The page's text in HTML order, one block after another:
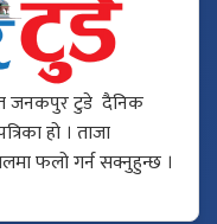
जनकपुर टुडे दैनिक
हो । ताजा
फलो गर्न सक्नुहुन्छ ।